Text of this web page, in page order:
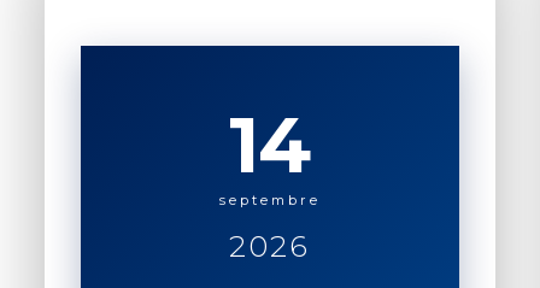
14
septembre
2026